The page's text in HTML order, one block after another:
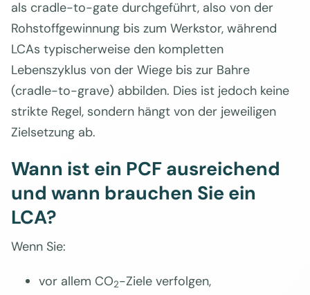
als cradle-to-gate durchgeführt, also von der
Rohstoffgewinnung bis zum Werkstor, während
LCAs typischerweise den kompletten
Lebenszyklus von der Wiege bis zur Bahre
(cradle-to-grave) abbilden. Dies ist jedoch keine
strikte Regel, sondern hängt von der jeweiligen
Zielsetzung ab.
Wann ist ein PCF ausreichend
und wann brauchen Sie ein
LCA?
Wenn Sie:
vor allem CO2-Ziele verfolgen,